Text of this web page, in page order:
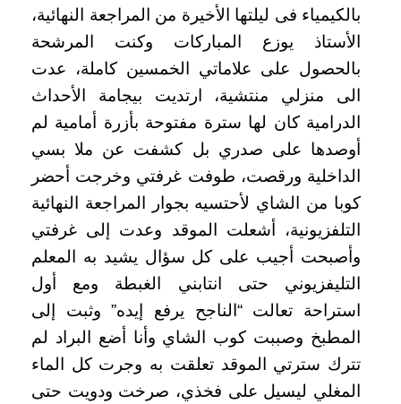
بالكيمياء فى ليلتها الأخيرة من المراجعة النهائية،
الأستاذ يوزع المباركات وكنت المرشحة
بالحصول على علاماتي الخمسين كاملة، عدت
الى منزلي منتشية، ارتديت بيجامة الأحداث
الدرامية كان لها سترة مفتوحة بأزرة أمامية لم
أوصدها على صدري بل كشفت عن ملا بسي
الداخلية ورقصت، طوفت غرفتي وخرجت أحضر
كوبا من الشاي لأحتسيه بجوار المراجعة النهائية
التلفزيونية، أشعلت الموقد وعدت إلى غرفتي
وأصبحت أجيب على كل سؤال يشيد به المعلم
التليفزيوني حتى انتابني الغبطة ومع أول
استراحة تعالت “الناجح يرفع إيده” وثبت إلى
المطبخ وصببت كوب الشاي وأنا أضع البراد لم
تترك سترتي الموقد تعلقت به وجرت كل الماء
المغلي ليسيل على فخذي، صرخت ودويت حتى